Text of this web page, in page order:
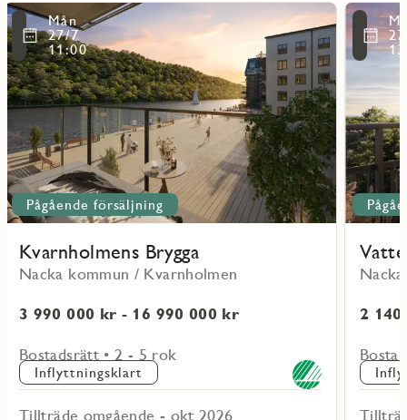
Pågående försäljning
Kvarnholmens Brygga
Nacka kommun / Kvarnholmen
3 990 000 kr - 16 990 000 kr
Bostadsrätt • 2 - 5 rok
Inflyttningsklart
Tillträde omgående - okt 2026
Mån
27/7
11:00
Läs
mer
om
Kvarnholmens
Brygga
2
Läs
mer
om